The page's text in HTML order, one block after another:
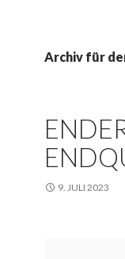
Archiv für
9. JULI 2023